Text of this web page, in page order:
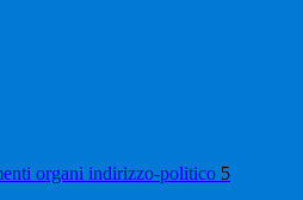
organi indirizzo-politico 5